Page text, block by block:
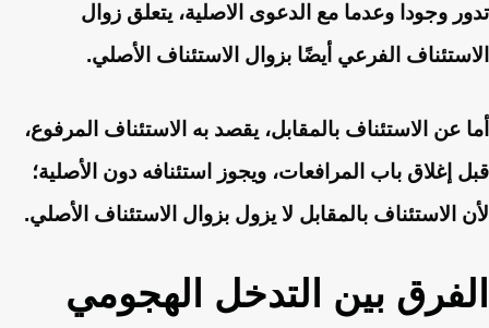
تدور وجودا وعدما مع الدعوى الاصلية، يتعلق زوال
الاستئناف الفرعي أيضًا بزوال الاستئناف الأصلي.
أما عن الاستئناف بالمقابل، يقصد به الاستئناف المرفوع،
قبل إغلاق باب المرافعات، ويجوز استئنافه دون الأصلية؛
لأن الاستئناف بالمقابل لا يزول بزوال الاستئناف الأصلي.
الفرق بين التدخل الهجومي